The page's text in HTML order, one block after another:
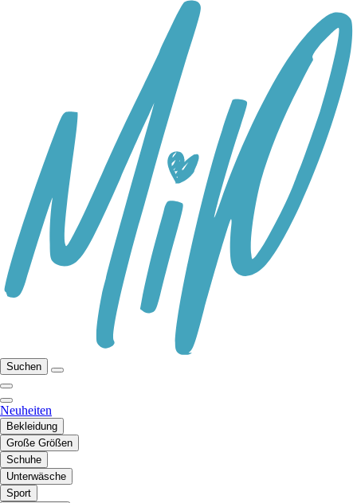
Suchen
Neuheiten
Bekleidung
Große Größen
Schuhe
Unterwäsche
Sport